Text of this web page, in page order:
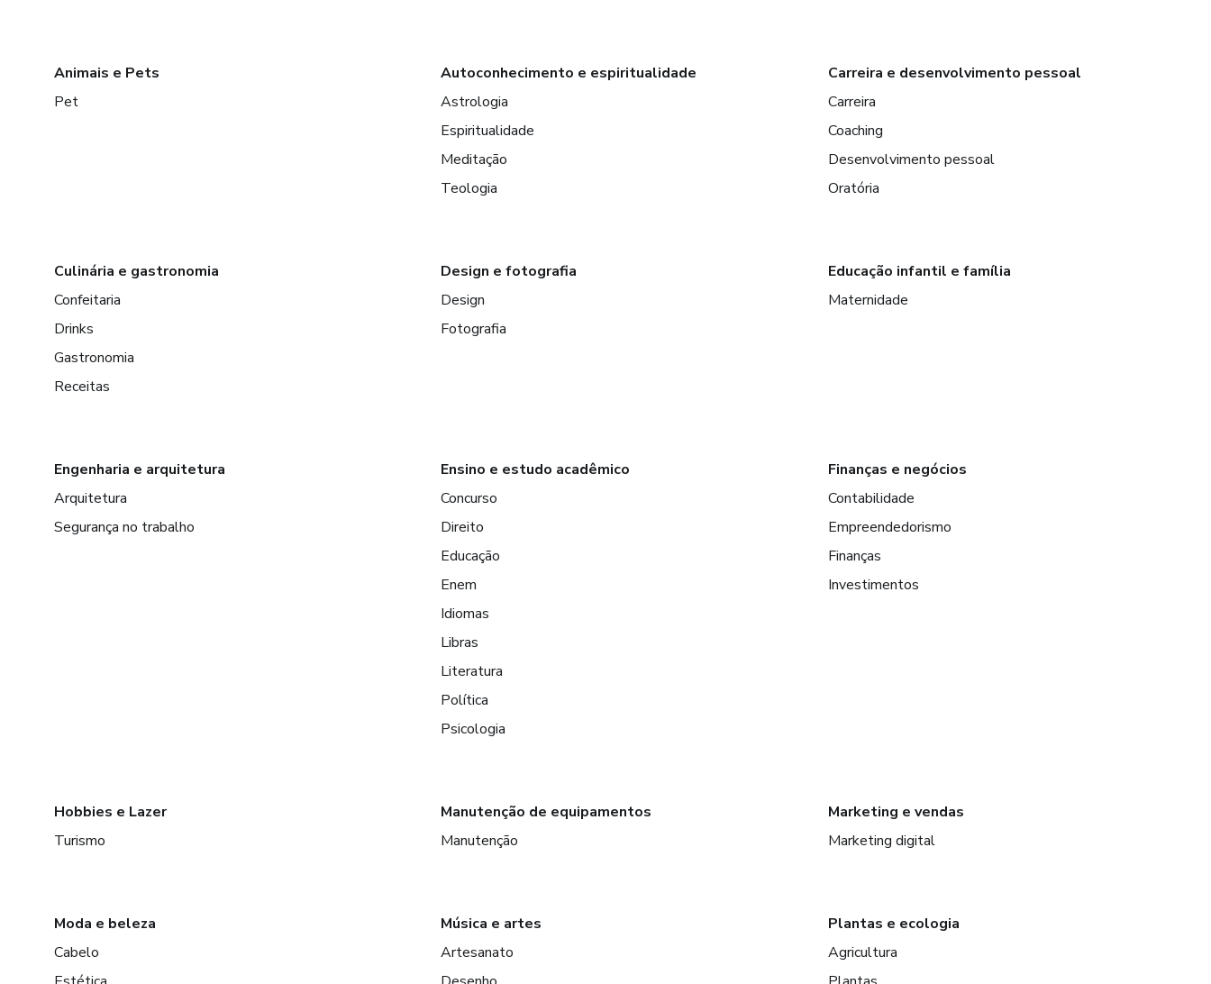
Animais e Pets
Pet
Autoconhecimento e espiritualidade
Astrologia
Espiritualidade
Meditação
Teologia
Carreira e desenvolvimento pessoal
Carreira
Coaching
Desenvolvimento pessoal
Oratória
Culinária e gastronomia
Confeitaria
Drinks
Gastronomia
Receitas
Design e fotografia
Design
Fotografia
Educação infantil e família
Maternidade
Engenharia e arquitetura
Arquitetura
Segurança no trabalho
Ensino e estudo acadêmico
Concurso
Direito
Educação
Enem
Idiomas
Libras
Literatura
Política
Psicologia
Finanças e negócios
Contabilidade
Empreendedorismo
Finanças
Investimentos
Hobbies e Lazer
Turismo
Manutenção de equipamentos
Manutenção
Marketing e vendas
Marketing digital
Moda e beleza
Cabelo
Música e artes
Artesanato
Plantas e ecologia
Agricultura